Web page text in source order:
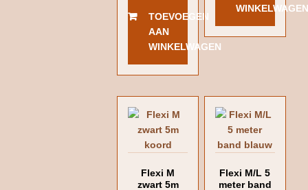
TOEVOEGEN
AAN
WINKELWAGEN
WINKELWAGEN
Flexi M
zwart 5m
Flexi M/L 5
meter band